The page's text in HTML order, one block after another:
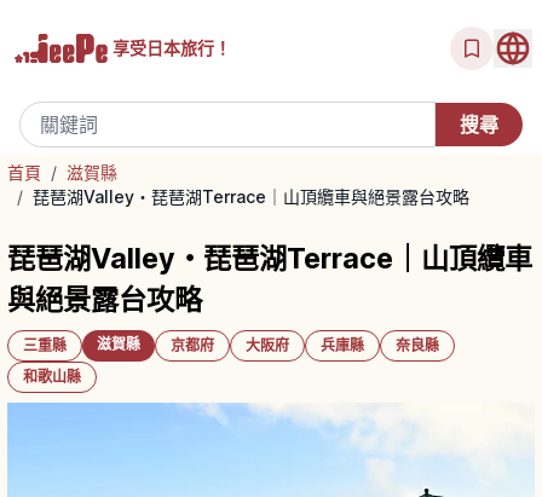
享受日本旅行！
首頁 / 滋賀縣
/ 琵琶湖Valley・琵琶湖Terrace｜山頂纜車與絕景露台攻略
琵琶湖Valley・琵琶湖Terrace｜山頂纜車
與絕景露台攻略
三重縣 滋賀縣 京都府 大阪府 兵庫縣
奈良縣
和歌山縣